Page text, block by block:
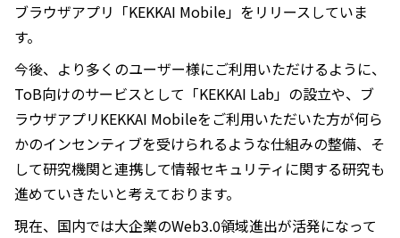
ブラウザアプリ「KEKKAI Mobile」をリリースしていま
す。
今後、より多くのユーザー様にご利用いただけるように、
ToB向けのサービスとして「KEKKAI Lab」の設立や、ブ
ラウザアプリKEKKAI Mobileをご利用いただいた方が何ら
かのインセンティブを受けられるような仕組みの整備、そ
して研究機関と連携して情報セキュリティに関する研究も
進めていきたいと考えております。
現在、国内では大企業のWeb3.0領域進出が活発になって